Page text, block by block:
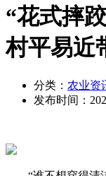
“花式摔
村平易近
分类： 农业资
发布时间：